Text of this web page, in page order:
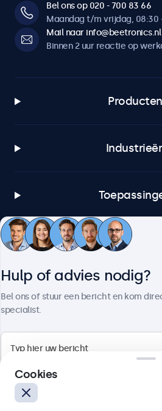
Bel ons op 020 - 700 83 66
Maandag t/m vrijdag, 08:30
Mail naar info@beetronics.nl
Binnen 2 uur reactie op
Producten
Hulp of advies nodig?
Bel ons of stuur een bericht en kom
specialist.
Cookies